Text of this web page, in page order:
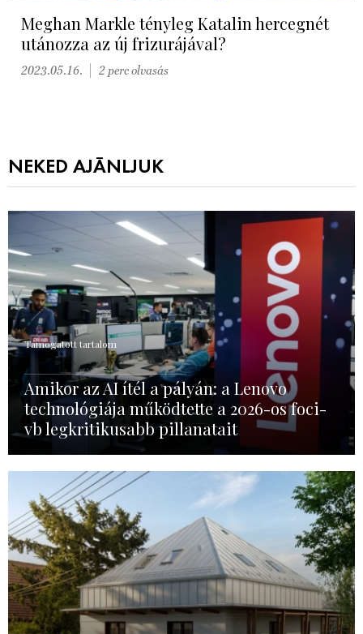
Meghan Markle tényleg Katalin hercegnét
utánozza az új frizurájával?
2023.05.16. 2 perc olvasás
NEKED AJÁNLJUK
Támogatott tartalom
Amikor az AI ítél a pályán: a Lenovo
technológiája működtette a 2026-os foci-
vb legkritikusabb pillanatait